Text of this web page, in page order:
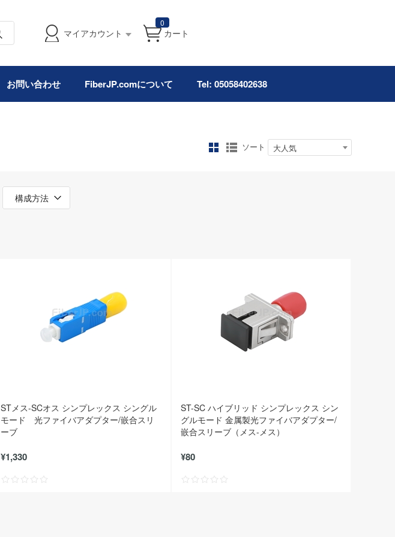
マイアカウント
0
カート
お問い合わせ FiberJP.comについて Tel: 05058402638
ソート 大人気
構成方法
STメス-SCオス シンプレックス シングル
モード 光ファイバアダプター/嵌合スリ
ーブ
¥1,330
ST-SC ハイブリッド シンプレックス シン
グルモード 金属製光ファイバアダプター/
嵌合スリーブ（メス-メス）
¥80